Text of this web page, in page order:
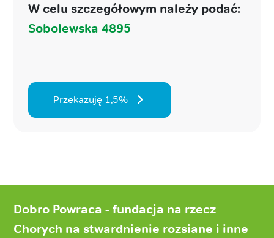
W celu szczegółowym należy podać:
Sobolewska 4895
Przekazuję 1,5%
stronyDobro Powraca - fundacja na rzecz
Chorych na stwardnienie rozsiane i inne